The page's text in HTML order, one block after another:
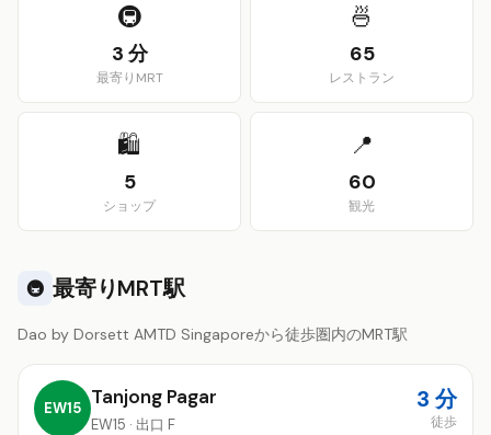
🚇
3 分
最寄りMRT
🍜
65
レストラン
🛍️
5
ショップ
📍
60
観光
🚇 最寄りMRT駅
Dao by Dorsett AMTD Singaporeから徒歩圏内のMRT駅
EW15 Tanjong Pagar
EW15 · 出口 F
3 分
徒歩